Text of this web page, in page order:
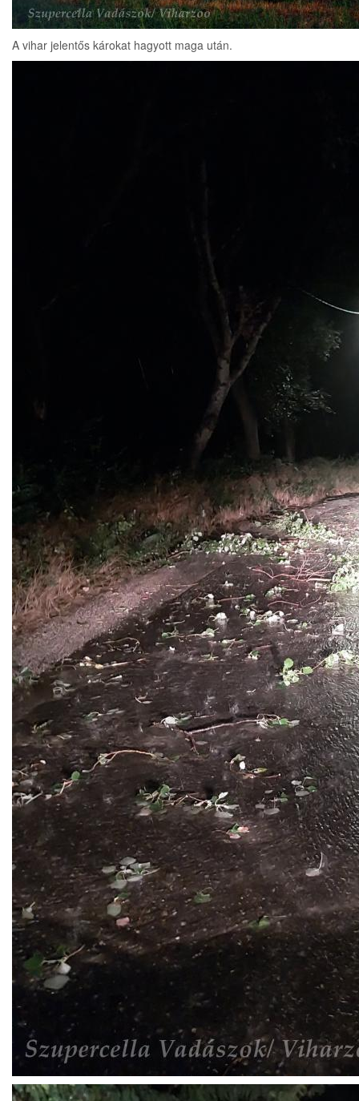
A vihar jelentős károkat hagyott maga után.